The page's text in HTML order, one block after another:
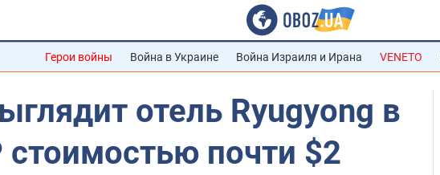
Герои войны Война в Украине Война Израиля и Ирана VENETO
отель Ryugyong в
почти $2